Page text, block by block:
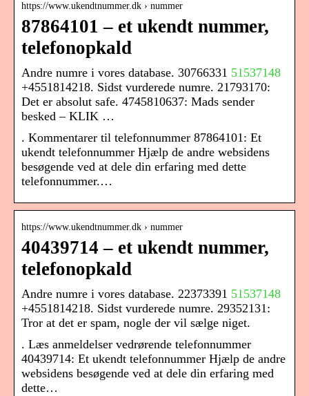
https://www.ukendtnummer.dk › nummer
87864101 – et ukendt nummer,
telefonopkald
Andre numre i vores database. 30766331 51537148
+4551814218. Sidst vurderede numre. 21793170:
Det er absolut safe. 4745810637: Mads sender
besked – KLIK …
. Kommentarer til telefonnummer 87864101: Et
ukendt telefonnummer Hjælp de andre websidens
besøgende ved at dele din erfaring med dette
telefonnummer.…
https://www.ukendtnummer.dk › nummer
40439714 – et ukendt nummer,
telefonopkald
Andre numre i vores database. 22373391 51537148
+4551814218. Sidst vurderede numre. 29352131:
Tror at det er spam, nogle der vil sælge niget.
. Læs anmeldelser vedrørende telefonnummer
40439714: Et ukendt telefonnummer Hjælp de andre
websidens besøgende ved at dele din erfaring med
dette…